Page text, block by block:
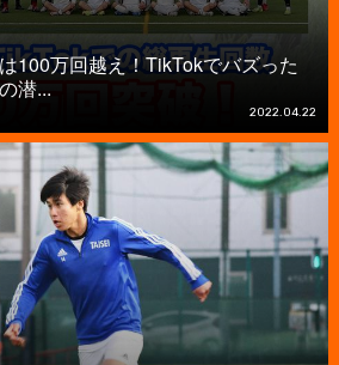
100万回越え！TikTokでバズった
潜...
2022.04.22